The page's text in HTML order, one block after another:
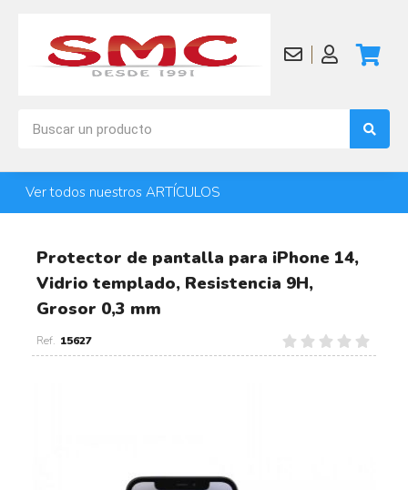
Ver todos nuestros ARTÍCULOS
Protector de pantalla para iPhone 14,
Vidrio templado, Resistencia 9H,
Grosor 0,3 mm
15627